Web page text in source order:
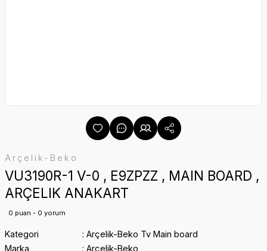
Arçelik-Beko
VU3190R-1 V-0 , E9ZPZZ , MAIN BOARD ,
ARÇELIK ANAKART
0 puan - 0 yorum
Kategori
Arçelik-Beko Tv Main board
Marka
Arçelik-Beko